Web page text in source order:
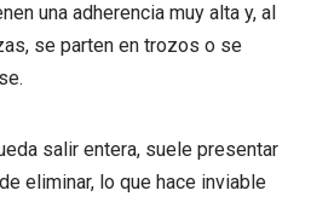
una adherencia muy alta y, al
se parten en trozos o se
salir entera, suele presentar
eliminar, lo que hace inviable